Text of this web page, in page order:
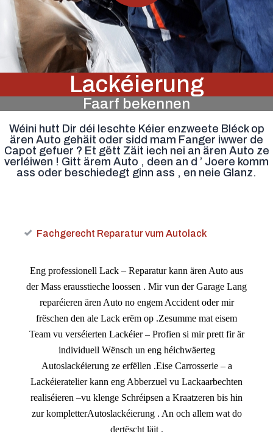
Lackéierung
Faarf bekennen
Wéini hutt Dir déi leschte Kéier enzweete Bléck op
ären Auto gehäit oder sidd mam Fanger iwwer de
Capot gefuer ? Et gëtt Zäit iech nei an ären Auto ze
verléiwen ! Gitt ärem Auto , deen an d ’ Joere komm
ass oder beschiedegt ginn ass , en neie Glanz.
Fachgerecht Reparatur vum Autolack
Eng professionell Lack – Reparatur kann ären Auto aus
der Mass erausstieche loossen . Mir vun der Garage Lang
reparéieren ären Auto no engem Accident oder mir
frëschen den ale Lack erëm op .Zesumme mat eisem
Team vu verséierten Lackéier – Profien si mir prett fir är
individuell Wënsch un eng héichwäerteg
Autoslackéierung ze erfëllen .Eise Carrosserie – a
Lackéieratelier kann eng Abberzuel vu Lackaarbechten
realiséieren –vu klenge Schréipsen a Kraatzeren bis hin
zur kompletterAutoslackéierung . An och allem wat do
dertëscht läit .